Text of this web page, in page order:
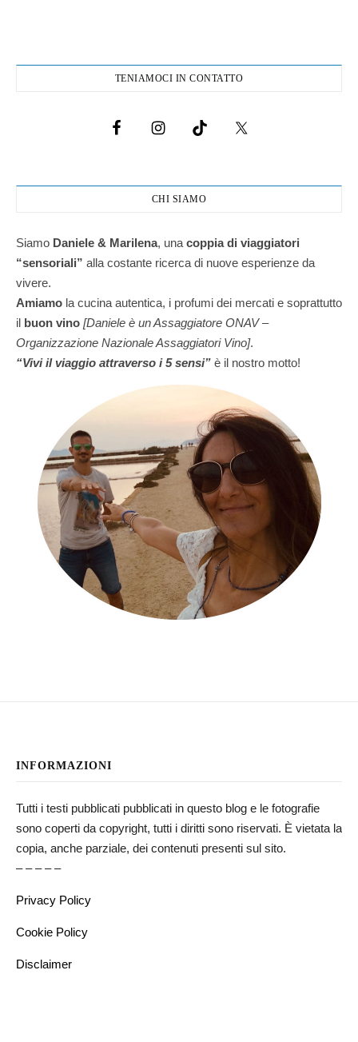
TENIAMOCI IN CONTATTO
CHI SIAMO
Siamo Daniele & Marilena, una coppia di viaggiatori
“sensoriali” alla costante ricerca di nuove esperienze da
vivere.
Amiamo la cucina autentica, i profumi dei mercati e soprattutto
il buon vino [Daniele è un Assaggiatore ONAV –
Organizzazione Nazionale Assaggiatori Vino].
“Vivi il viaggio attraverso i 5 sensi” è il nostro motto!
INFORMAZIONI
Tutti i testi pubblicati pubblicati in questo blog e le fotografie
sono coperti da copyright, tutti i diritti sono riservati. È vietata la
copia, anche parziale, dei contenuti presenti sul sito.
– – – – –
Privacy Policy
Cookie Policy
Disclaimer